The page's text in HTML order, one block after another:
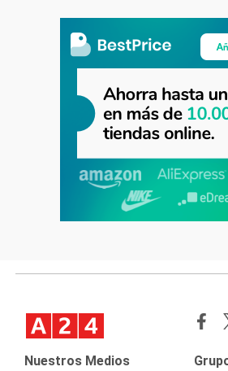
Nuestros Medios